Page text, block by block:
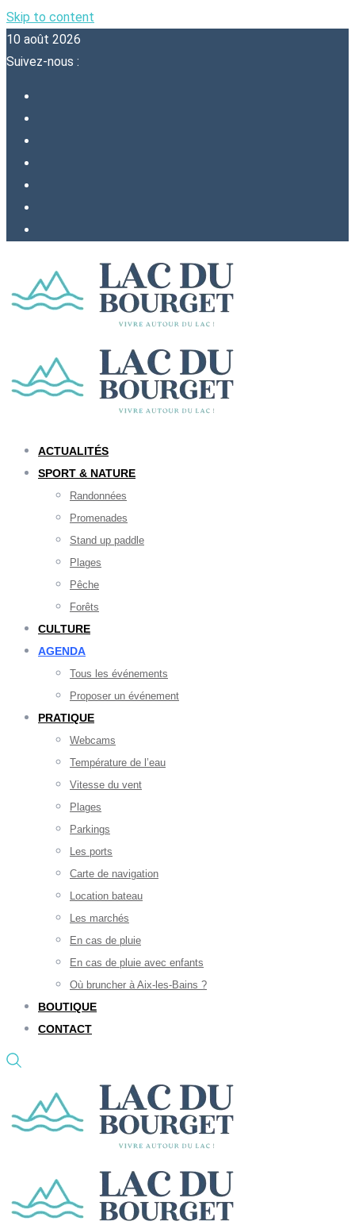
Skip to content
10 août 2026
Suivez-nous :
ACTUALITÉS
SPORT & NATURE
Randonnées
Promenades
Stand up paddle
Plages
Pêche
Forêts
CULTURE
AGENDA
Tous les événements
Proposer un événement
PRATIQUE
Webcams
Température de l’eau
Vitesse du vent
Plages
Parkings
Les ports
Carte de navigation
Location bateau
Les marchés
En cas de pluie
En cas de pluie avec enfants
Où bruncher à Aix-les-Bains ?
BOUTIQUE
CONTACT